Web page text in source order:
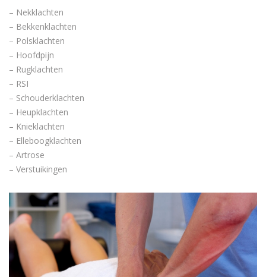
– Nekklachten
– Bekkenklachten
– Polsklachten
– Hoofdpijn
– Rugklachten
– RSI
– Schouderklachten
– Heupklachten
– Knieklachten
– Elleboogklachten
– Artrose
– Verstuikingen